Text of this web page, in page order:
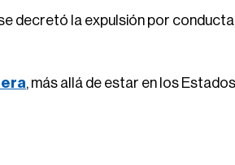
se decretó la expulsión por
, más allá de estar en los